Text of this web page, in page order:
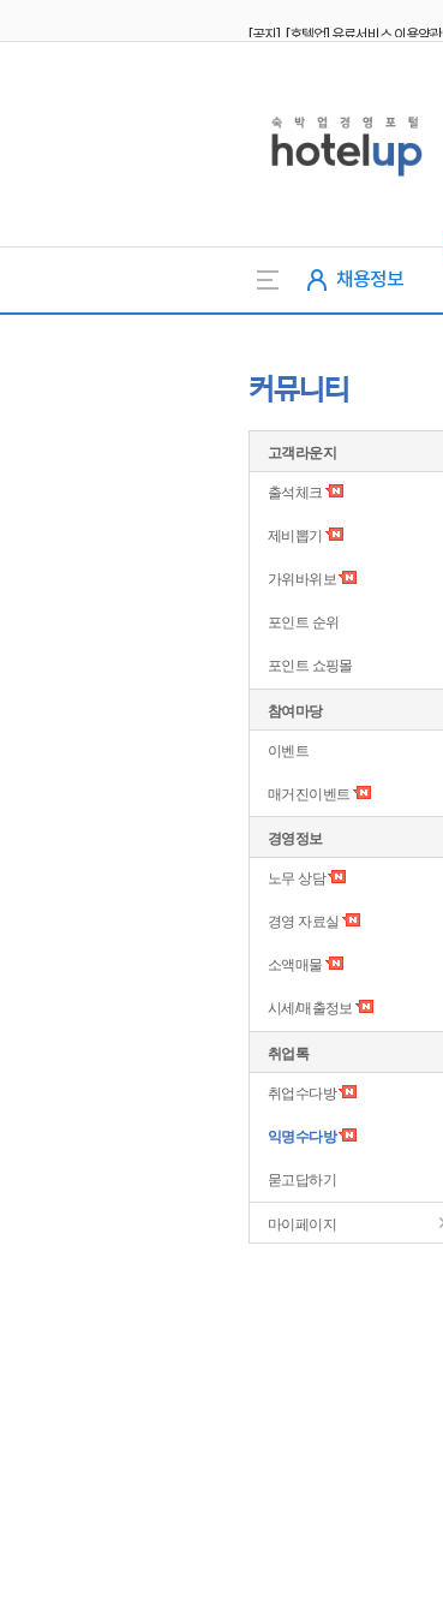
채용정보
커뮤니티
고객라운지
출석체크
제비뽑기
가위바위보
포인트 순위
포인트 쇼핑몰
참여마당
이벤트
매거진이벤트
경영정보
노무 상담
경영 자료실
소액매물
시세/매출정보
취업톡
취업수다방
익명수다방
묻고답하기
마이페이지